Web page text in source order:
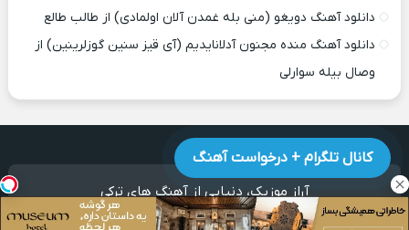
دانلود آهنگ دویغو (منی بله غمدن آلان اولمادی) از طالب طالع
دانلود آهنگ منده مجنون آدلانایدیم (آی قیز سنین گوزلرینین) از
وصال بیله سوارلی
آراز موزیک، دنیایی از آهنگ های ترکی
طراحی قالب :وبیت
کانال تلگرام + درخواست آهنگ